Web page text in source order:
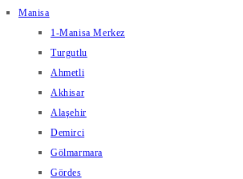
Manisa
1-Manisa Merkez
Turgutlu
Ahmetli
Akhisar
Alaşehir
Demirci
Gölmarmara
Gördes